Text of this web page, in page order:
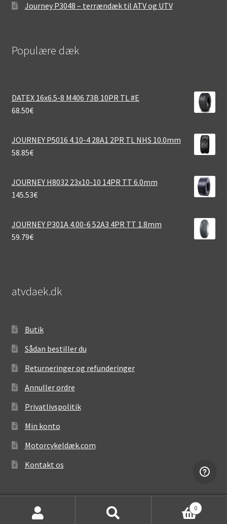
Journey P3048 – terrændæk til ATV og UTV
Populære dæk
DATEX 16x6.5-8 M406 73B 10PR TL #E
68.50€
JOURNEY P5016 4.10-4 28A1 2PR TL NHS 10.0mm
58.85€
JOURNEY H8032 23x10-10 14PR TT 6.0mm
145.53€
JOURNEY P301A 4.00-6 52A3 4PR TT 1.8mm
59.79€
atvdaek.dk
Butik
Sådan bestiller du
Returneringer og refunderinger
Annuller ordre
Privatlivspolitik
Min konto
Motorcykeldæk.com
Kontakt os
0